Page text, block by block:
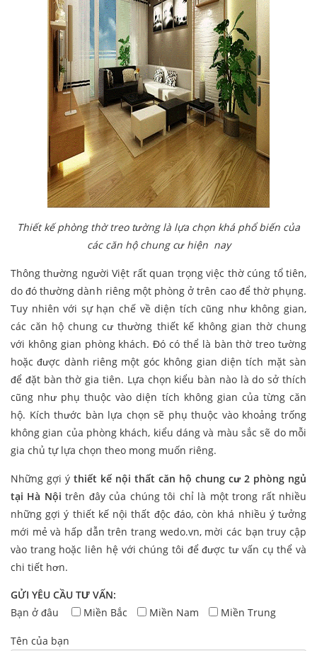
Thiết kế phòng thờ treo tường là lựa chọn khá phổ biến của
các căn hộ chung cư hiện nay
Thông thường người Việt rất quan trọng việc thờ cúng tổ tiên,
do đó thường dành riêng một phòng ở trên cao để thờ phụng.
Tuy nhiên với sự hạn chế về diện tích cũng như không gian,
các căn hộ chung cư thường thiết kế không gian thờ chung
với không gian phòng khách. Đó có thể là bàn thờ treo tường
hoặc được dành riêng một góc không gian diện tích mặt sàn
để đặt bàn thờ gia tiên. Lựa chọn kiểu bàn nào là do sở thích
cũng như phụ thuộc vào diện tích không gian của từng căn
hộ. Kích thước bàn lựa chọn sẽ phụ thuộc vào khoảng trống
không gian của phòng khách, kiểu dáng và màu sắc sẽ do mỗi
gia chủ tự lựa chọn theo mong muốn riêng.
Những gợi ý thiết kế nội thất căn hộ chung cư 2 phòng ngủ
tại Hà Nội trên đây của chúng tôi chỉ là một trong rất nhiều
những gợi ý thiết kế nội thất độc đáo, còn khá nhiều ý tưởng
mới mẻ và hấp dẫn trên trang wedo.vn, mời các bạn truy cập
vào trang hoặc liên hệ với chúng tôi để được tư vấn cụ thể và
chi tiết hơn.
GỬI YÊU CẦU TƯ VẤN:
Bạn ở đâu
Miền Bắc Miền Nam Miền Trung
Tên của bạn